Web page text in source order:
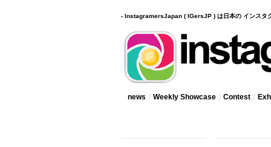
- InstagramersJapan ( IGersJP ) は日本の インスタ
news Weekly Showcase Contest